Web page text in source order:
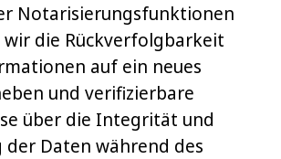
Notarisierungsfunktionen
die Rückverfolgbarkeit
auf ein neues
und verifizierbare
über die Integrität und
der Daten während des